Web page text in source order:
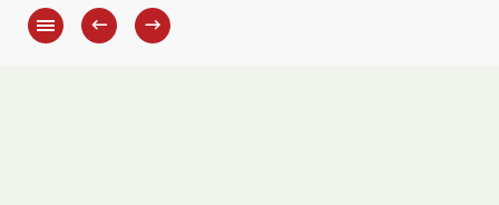
← →